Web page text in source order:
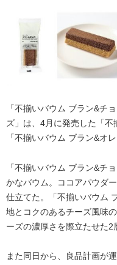
「不揃いバウム ブラン&チ
ズ」は、4月に発売した「
「不揃いバウム ブラン&オ
「不揃いバウム ブラン&チ
かなバウム。ココアパウダ
仕立てた。「不揃いバウム
地とコクのあるチーズ風味
ーズの濃厚さを際立たせた2
また同日から、良品計画が